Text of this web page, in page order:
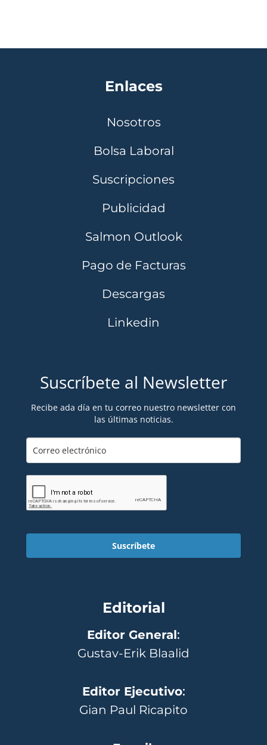
Enlaces
Nosotros
Bolsa Laboral
Suscripciones
Publicidad
Salmon Outlook
Pago de Facturas
Descargas
Linkedin
Suscríbete al Newsletter
Recibe ada día en tu correo nuestro newsletter con
las últimas noticias.
Suscríbete
Editorial
Editor General:
Gustav-Erik Blaalid
Editor Ejecutivo:
Gian Paul Ricapito